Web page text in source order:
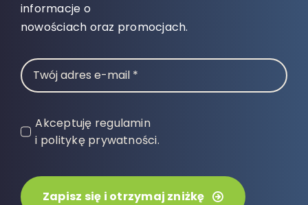
informacje o
nowościach oraz promocjach.
Akceptuję regulamin
i politykę prywatności.
Zapisz się i otrzymaj zniżkę